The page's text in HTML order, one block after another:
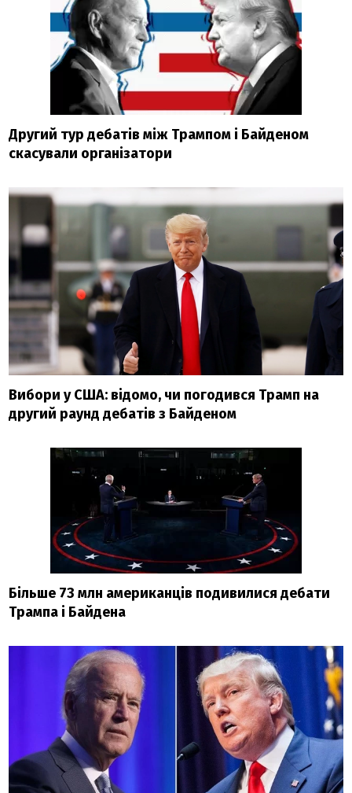
Другий тур дебатів між Трампом і Байденом
скасували організатори
Вибори у США: відомо, чи погодився Трамп на
другий раунд дебатів з Байденом
Більше 73 млн американців подивилися дебати
Трампа і Байдена